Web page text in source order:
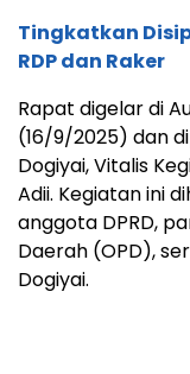
Tingkatkan
RDP dan Raker
Rapat digelar di
(16/9/2025) dan
Dogiyai, Vitalis
Adii. Kegiatan ini
anggota DPRD,
Daerah (OPD),
Dogiyai.